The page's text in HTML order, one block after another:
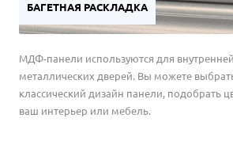
БАГЕТНАЯ РАСКЛАДКА
МДФ-панели используются для
металлических дверей. Вы можете
классический дизайн панели, подобрать
ваш интерьер или мебель.